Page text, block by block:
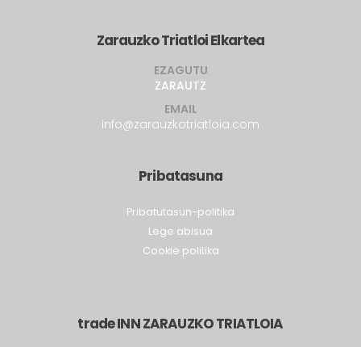
Zarauzko Triatloi Elkartea
EZAGUTU
ZARAUTZ
Pribatasuna
Pribatutasun-politika